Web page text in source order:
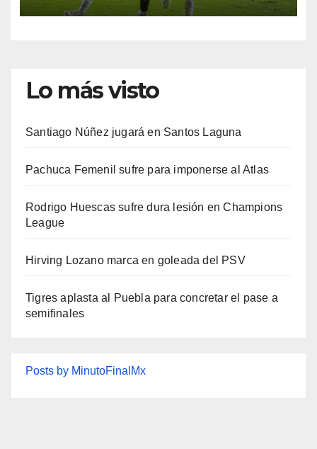
Lo más visto
Santiago Núñez jugará en Santos Laguna
Pachuca Femenil sufre para imponerse al Atlas
Rodrigo Huescas sufre dura lesión en Champions
League
Hirving Lozano marca en goleada del PSV
Tigres aplasta al Puebla para concretar el pase a
semifinales
Posts by MinutoFinalMx